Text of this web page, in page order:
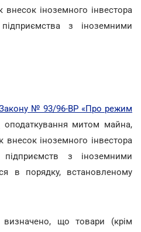
іноземного інвестора
з іноземними
Закону № 93/96-ВР «Про режим
оподаткування митом майна,
внесок іноземного інвестора
підприємств з іноземними
в порядку, встановленому
що товари (крім